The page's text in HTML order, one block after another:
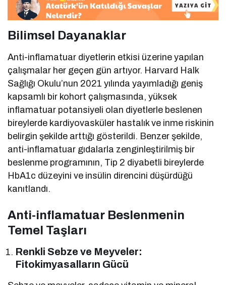
Bilimsel Dayanaklar
Anti-inflamatuar diyetlerin etkisi üzerine yapılan
çalışmalar her geçen gün artıyor. Harvard Halk
Sağlığı Okulu’nun 2021 yılında yayımladığı geniş
kapsamlı bir kohort çalışmasında, yüksek
inflamatuar potansiyeli olan diyetlerle beslenen
bireylerde kardiyovasküler hastalık ve inme riskinin
belirgin şekilde arttığı gösterildi. Benzer şekilde,
anti-inflamatuar gıdalarla zenginleştirilmiş bir
beslenme programının, Tip 2 diyabetli bireylerde
HbA1c düzeyini ve insülin direncini düşürdüğü
kanıtlandı.
Anti-inflamatuar Beslenmenin
Temel Taşları
Renkli Sebze ve Meyveler:
Fitokimyasalların Gücü